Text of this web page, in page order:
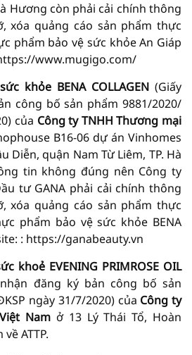
Hương còn phải cải chính thông
xóa quảng cáo sản phẩm thực
phẩm bảo vệ sức khỏe An Giáp
www.mugigo.com/
khỏe BENA COLLAGEN (Giấy
công bố sản phẩm 9881/2020/
của Công ty TNHH Thương mại
B16-06 dự án Vinhomes
Diễn, quận Nam Từ Liêm, TP. Hà
tin không đúng nên Công ty
tư GANA phải cải chính thông
xóa quảng cáo sản phẩm thực
phẩm bảo vệ sức khỏe BENA
: https://ganabeauty.vn
khoẻ EVENING PRIMROSE OIL
đăng ký bản công bố sản
ngày 31/7/2020) của Công ty
Nam ở 13 Lý Thái Tổ, Hoàn
ATTP.